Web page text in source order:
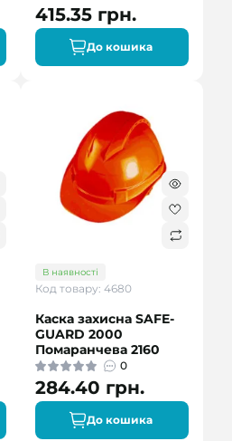
415.35 грн.
До кошика
В наявності
Код товару: 4680
Каска захисна SAFE-
GUARD 2000
Помаранчева 2160
0
284.40 грн.
До кошика